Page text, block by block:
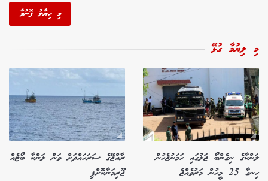
މި ހިޔާލު ފޮނުވާ'
މި ލިޔުމާ ގުޅޭ
ލަންކާގެ ނިގެންބޯ ޖަލުގައި ހަމަނުޖެހުން
ހިނގާ 25 މީހުން މަރުވެއްޖެ
ރާއްޖޭގެ ސަރަހައްދަށް ވަން ލަންކާ ބޯޓެއް
ޖޫރިމަނާކޮށްފި